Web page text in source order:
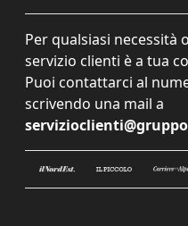
Per qualsiasi necessità
servizio clienti è a tua
Puoi contattarci al
scrivendo una mail a